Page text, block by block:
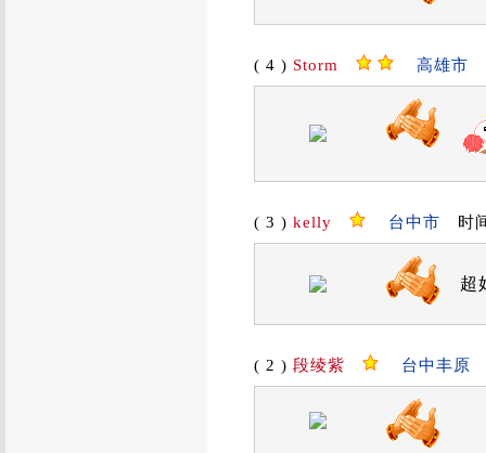
( 4 ) Storm 高雄市
( 3 ) kelly 台中市 时
超
( 2 ) 段绫紫 台中丰原